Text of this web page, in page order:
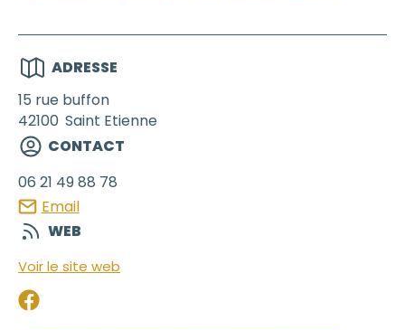
ADRESSE
15 rue buffon
42100 Saint Etienne
CONTACT
06 21 49 88 78
Email
WEB
Voir le site web